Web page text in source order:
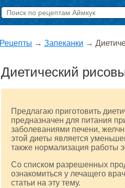
Рецепты → Запеканки →
Диетический
Предлагаю приготовить
предназначен для питания
заболеваниями печени,
этой диеты является
также нормализация работы
Со списком разрешенных
ознакомиться у лечащего
статьи на эту тему.